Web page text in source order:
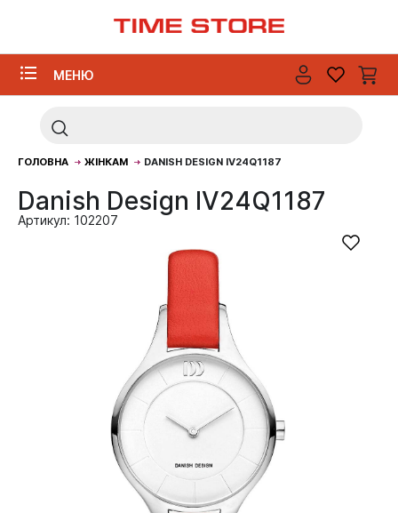
МЕНЮ
ГОЛОВНА ЖІНКАМ DANISH DESIGN IV24Q1187
Danish Design IV24Q1187
Артикул: 102207